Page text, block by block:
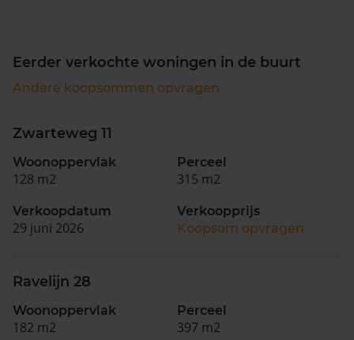
Eerder verkochte woningen in de buurt
Andere koopsommen opvragen
Zwarteweg 11
Woonoppervlak
128 m2
Perceel
315 m2
Verkoopdatum
29 juni 2026
Verkoopprijs
Koopsom opvragen
Ravelijn 28
Woonoppervlak
182 m2
Perceel
397 m2